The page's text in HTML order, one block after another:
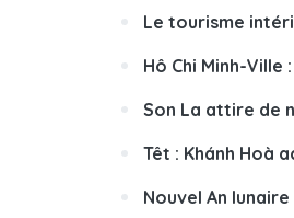
Le tourisme
Hô Chi Minh-
Son La attire de
Têt : Khánh Hoà
Nouvel An